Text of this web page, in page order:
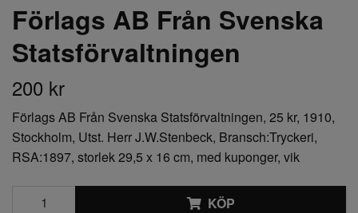
Förlags AB Från Svenska
Statsförvaltningen
200 kr
Förlags AB Från Svenska Statsförvaltningen, 25 kr, 1910,
Stockholm, Utst. Herr J.W.Stenbeck, Bransch:Tryckeri,
RSA:1897, storlek 29,5 x 16 cm, med kuponger, vik
KÖP